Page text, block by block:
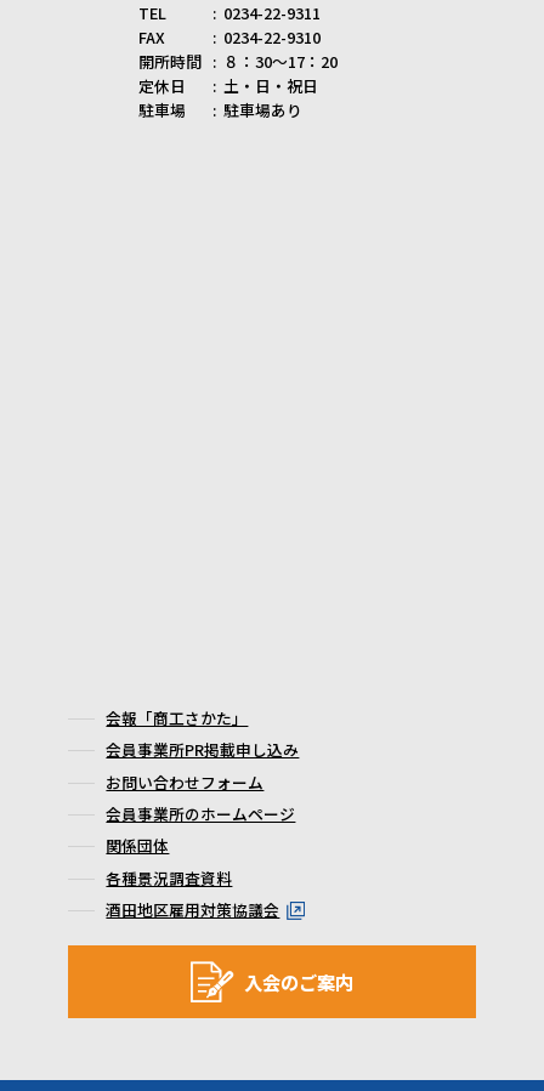
TEL
0234-22-9311
FAX
0234-22-9310
開所時間
８：30～17：20
定休日
土・日・祝日
駐車場
駐車場あり
会報「商工さかた」
会員事業所PR掲載申し込み
お問い合わせフォーム
会員事業所のホームページ
関係団体
各種景況調査資料
酒田地区雇用対策協議会
入会のご案内